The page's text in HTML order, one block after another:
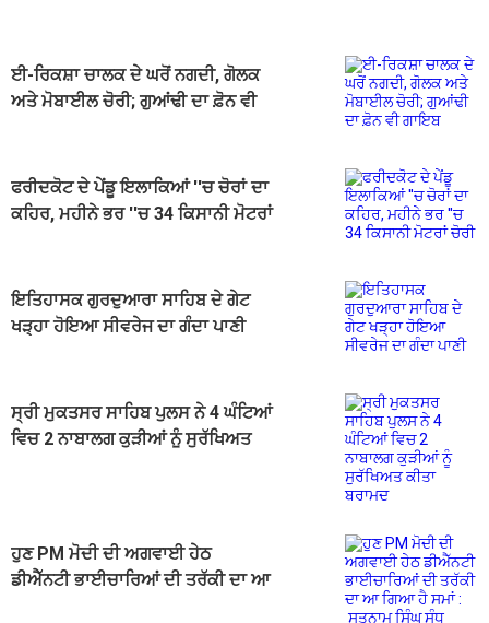
​ਈ-ਰਿਕਸ਼ਾ ਚਾਲਕ ਦੇ ਘਰੋਂ ਨਗਦੀ, ਗੋਲਕ
ਅਤੇ ਮੋਬਾਈਲ ਚੋਰੀ; ਗੁਆਂਢੀ ਦਾ ਫ਼ੋਨ ਵੀ
ਫਰੀਦਕੋਟ ਦੇ ਪੇਂਡੂ ਇਲਾਕਿਆਂ ''ਚ ਚੋਰਾਂ ਦਾ
ਕਹਿਰ, ਮਹੀਨੇ ਭਰ ''ਚ 34 ਕਿਸਾਨੀ ਮੋਟਰਾਂ
ਇਤਿਹਾਸਕ ਗੁਰਦੁਆਰਾ ਸਾਹਿਬ ਦੇ ਗੇਟ
ਖੜ੍ਹਾ ਹੋਇਆ ਸੀਵਰੇਜ ਦਾ ਗੰਦਾ ਪਾਣੀ
ਸ੍ਰੀ ਮੁਕਤਸਰ ਸਾਹਿਬ ਪੁਲਸ ਨੇ 4 ਘੰਟਿਆਂ
ਵਿਚ 2 ਨਾਬਾਲਗ ਕੁੜੀਆਂ ਨੂੰ ਸੁਰੱਖਿਅਤ
ਹੁਣ PM ਮੋਦੀ ਦੀ ਅਗਵਾਈ ਹੇਠ
ਡੀਐੱਨਟੀ ਭਾਈਚਾਰਿਆਂ ਦੀ ਤਰੱਕੀ ਦਾ ਆ